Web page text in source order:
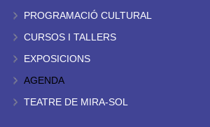
PROGRAMACIÓ CULTURAL
CURSOS I TALLERS
EXPOSICIONS
AGENDA
TEATRE DE MIRA-SOL